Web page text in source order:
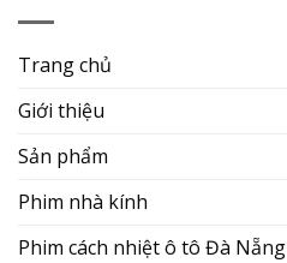
Trang chủ
Giới thiệu
Sản phẩm
Phim nhà kính
Phim cách nhiệt ô tô Đà Nẵng